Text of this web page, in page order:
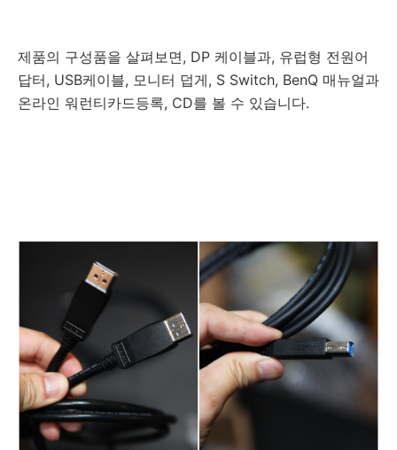
제품의 구성품을 살펴보면, DP 케이블과, 유럽형 전원어
답터, USB케이블, 모니터 덥게, S Switch, BenQ 매뉴얼과
온라인 워런티카드등록, CD를 볼 수 있습니다.